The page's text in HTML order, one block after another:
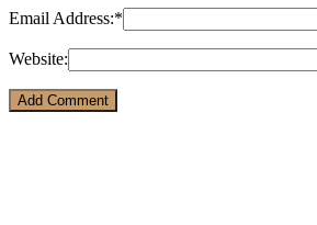
Email Address:*
Website: